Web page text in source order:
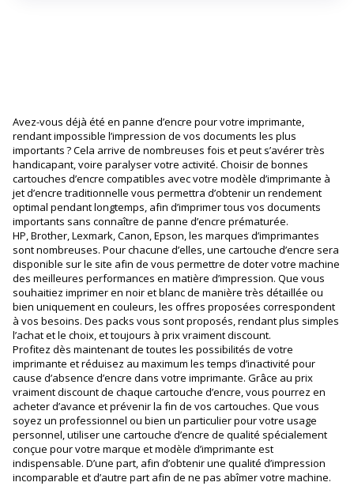
Avez-vous déjà été en panne d’encre pour votre imprimante,
rendant impossible l’impression de vos documents les plus
importants ? Cela arrive de nombreuses fois et peut s’avérer très
handicapant, voire paralyser votre activité. Choisir de bonnes
cartouches d’encre compatibles avec votre modèle d’imprimante à
jet d’encre traditionnelle vous permettra d’obtenir un rendement
optimal pendant longtemps, afin d’imprimer tous vos documents
importants sans connaître de panne d’encre prématurée.
HP, Brother, Lexmark, Canon, Epson, les marques d’imprimantes
sont nombreuses. Pour chacune d’elles, une cartouche d’encre sera
disponible sur le site afin de vous permettre de doter votre machine
des meilleures performances en matière d’impression. Que vous
souhaitiez imprimer en noir et blanc de manière très détaillée ou
bien uniquement en couleurs, les offres proposées correspondent
à vos besoins. Des packs vous sont proposés, rendant plus simples
l’achat et le choix, et toujours à prix vraiment discount.
Profitez dès maintenant de toutes les possibilités de votre
imprimante et réduisez au maximum les temps d’inactivité pour
cause d’absence d’encre dans votre imprimante. Grâce au prix
vraiment discount de chaque cartouche d’encre, vous pourrez en
acheter d’avance et prévenir la fin de vos cartouches. Que vous
soyez un professionnel ou bien un particulier pour votre usage
personnel, utiliser une cartouche d’encre de qualité spécialement
conçue pour votre marque et modèle d’imprimante est
indispensable. D’une part, afin d’obtenir une qualité d’impression
incomparable et d’autre part afin de ne pas abîmer votre machine.